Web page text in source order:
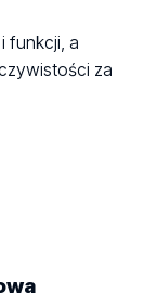
funkcji, a
za